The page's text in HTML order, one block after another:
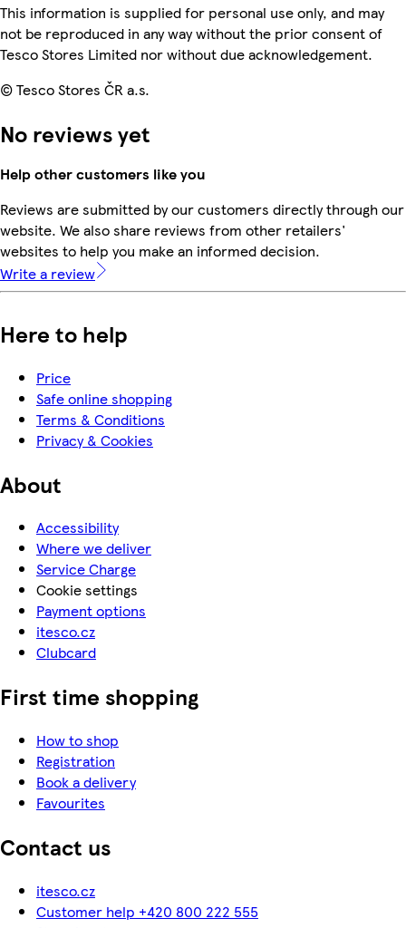
This information is supplied for personal use only, and may
not be reproduced in any way without the prior consent of
Tesco Stores Limited nor without due acknowledgement.
© Tesco Stores ČR a.s.
No reviews yet
Help other customers like you
Reviews are submitted by our customers directly through our
website. We also share reviews from other retailers'
websites to help you make an informed decision.
Write a review
Here to help
Price
Safe online shopping
Terms & Conditions
Privacy & Cookies
About
Accessibility
Where we deliver
Service Charge
Cookie settings
Payment options
itesco.cz
Clubcard
First time shopping
How to shop
Registration
Book a delivery
Favourites
Contact us
itesco.cz
Customer help +420 800 222 555